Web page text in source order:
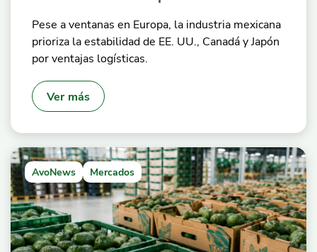
Pese a ventanas en Europa, la industria mexicana
prioriza la estabilidad de EE. UU., Canadá y Japón
por ventajas logísticas.
Ver más
AvoNews Mercados